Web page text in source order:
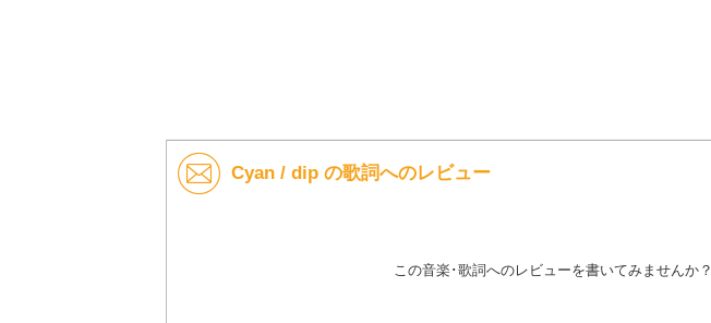
Cyan / dip の歌詞へのレビュー
この音楽･歌詞へのレビューを書いてみませんか？